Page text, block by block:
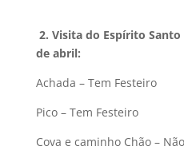
2. Visita do Espírito Santo
de abril:
Achada – Tem Festeiro
Pico – Tem Festeiro
Cova e caminho Chão –